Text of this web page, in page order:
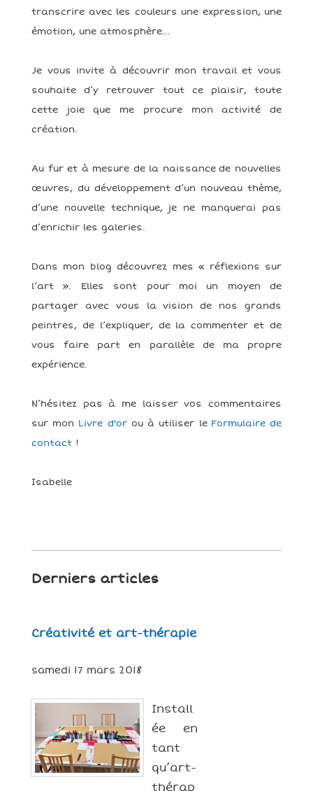
transcrire avec les couleurs une expression, une
émotion, une atmosphère…
Je vous invite à découvrir mon travail et vous
souhaite d’y retrouver tout ce plaisir, toute
cette joie que me procure mon activité de
création.
Au fur et à mesure de la naissance de nouvelles
œuvres, du développement d’un nouveau thème,
d’une nouvelle technique, je ne manquerai pas
d’enrichir les galeries.
Dans mon blog découvrez mes « réflexions sur
l’art ». Elles sont pour moi un moyen de
partager avec vous la vision de nos grands
peintres, de l’expliquer, de la commenter et de
vous faire part en parallèle de ma propre
expérience.
N’hésitez pas à me laisser vos commentaires
sur mon Livre d'orou à utiliser le Formulaire de
contact !
Isabelle
Derniers articles
Créativité et art-thérapie
samedi 17 mars 2018
Install
ée en
tant
qu’art-
thérap